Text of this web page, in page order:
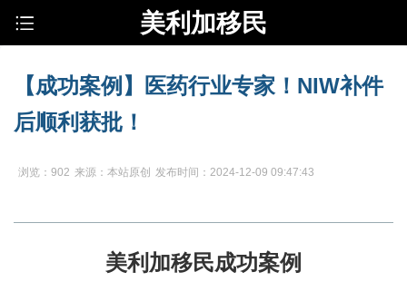
美利加移民
【成功案例】医药行业专家！NIW补件
后顺利获批！
浏览：902 来源：本站原创 发布时间：2024-12-09 09:47:43
美利加移民成功案例